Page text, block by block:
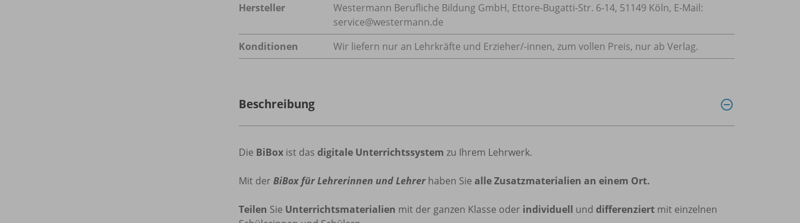
Hersteller
Westermann Berufliche Bildung GmbH, Ettore-Bugatti-Str. 6-14, 51149 Köln, E-Mail:
service@westermann.de
Konditionen
Wir liefern nur an Lehrkräfte und Erzieher/-innen, zum vollen Preis, nur ab Verlag.
Beschreibung
Die BiBox ist das digitale Unterrichtssystem zu Ihrem Lehrwerk.
Mit der BiBox für Lehrerinnen und Lehrer haben Sie alle Zusatzmaterialien an einem Ort.
Teilen Sie Unterrichtsmaterialien mit der ganzen Klasse oder individuell und differenziert mit einzelnen